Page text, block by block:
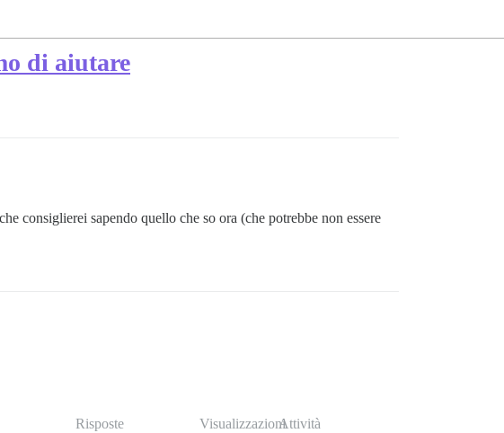
di aiutare
consiglierei sapendo quello che so ora (che potrebbe non essere
Risposte VisualizzazioniAttività